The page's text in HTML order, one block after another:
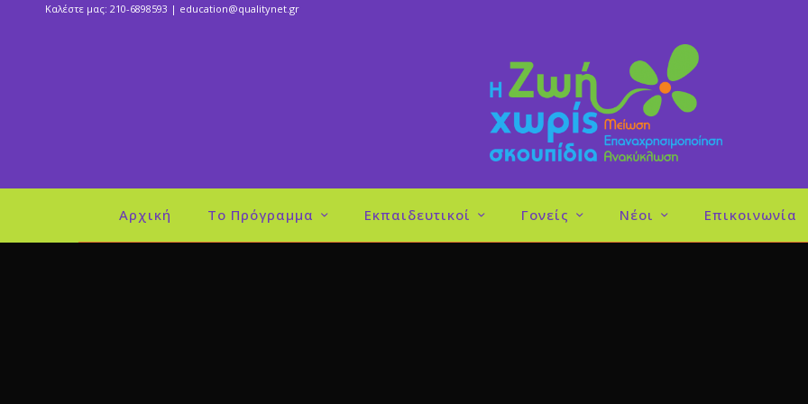
Καλέστε μας: 210-6898593 | education@qualitynet.gr
Αρχική Το Πρόγραμμα Εκπαιδευτικοί Γονείς Νέοι Επικοινωνία